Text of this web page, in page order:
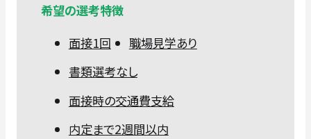
希望の選考特徴
面接1回
職場見学あり
書類選考なし
面接時の交通費支給
内定まで2週間以内